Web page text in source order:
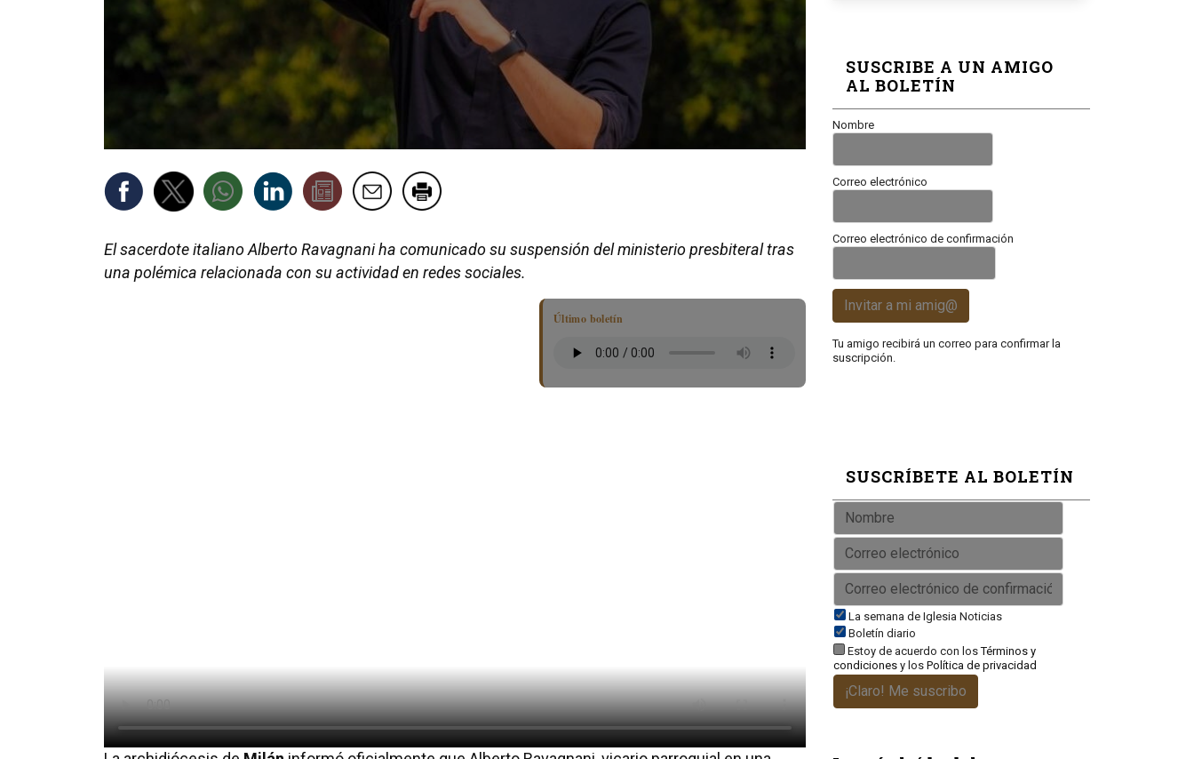
El sacerdote italiano Alberto Ravagnani ha comunicado su suspensión del ministerio presbiteral tras
una polémica relacionada con su actividad en redes sociales.
Último boletín
SUSCRIBE A UN AMIGO
AL BOLETÍN
Nombre
Correo electrónico
Correo electrónico de confirmación
Invitar a mi amig@
Tu amigo recibirá un correo para confirmar la
suscripción.
SUSCRÍBETE AL BOLETÍN
La semana de Iglesia Noticias
Boletín diario
Estoy de acuerdo con losTérminos y
condiciones y los Política de privacidad
¡Claro! Me suscribo